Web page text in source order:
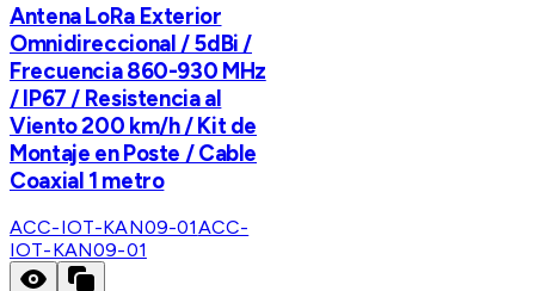
Antena LoRa Exterior
Omnidireccional / 5dBi /
Frecuencia 860-930 MHz
/ IP67 / Resistencia al
Viento 200 km/h / Kit de
Montaje en Poste / Cable
Coaxial 1 metro
ACC-IOT-KAN09-01ACC-
IOT-KAN09-01